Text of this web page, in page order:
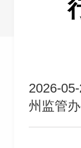
2026-
州监管